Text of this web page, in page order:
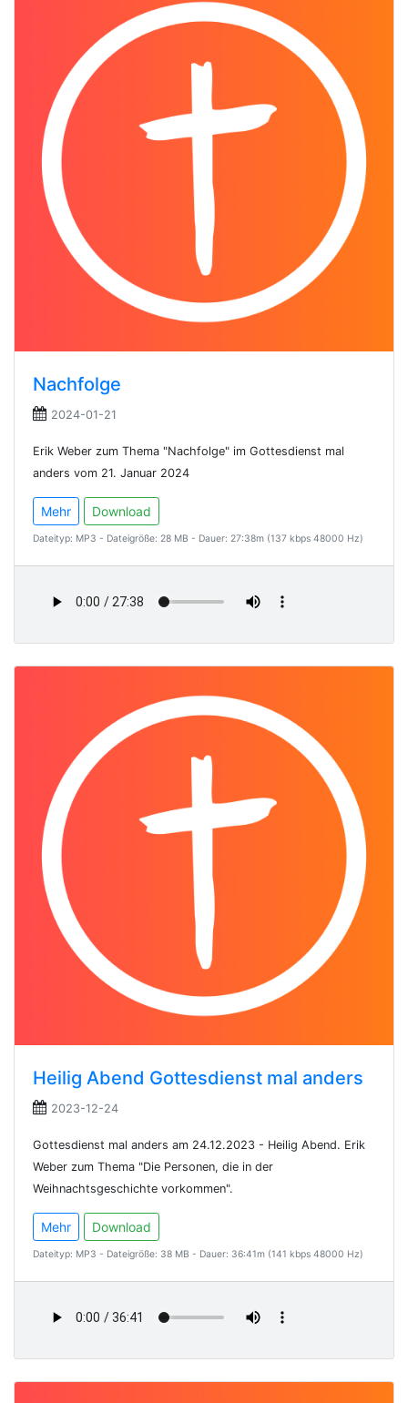
Nachfolge
2024-01-21
Erik Weber zum Thema "Nachfolge" im Gottesdienst mal
anders vom 21. Januar 2024
Mehr Download
Dateityp: MP3 - Dateigröße: 28 MB - Dauer: 27:38m (137 kbps 48000 Hz)
Heilig Abend Gottesdienst mal anders
2023-12-24
Gottesdienst mal anders am 24.12.2023 - Heilig Abend. Erik
Weber zum Thema "Die Personen, die in der
Weihnachtsgeschichte vorkommen".
Mehr Download
Dateityp: MP3 - Dateigröße: 38 MB - Dauer: 36:41m (141 kbps 48000 Hz)